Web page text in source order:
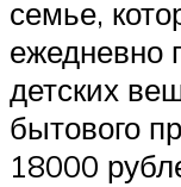
семье,
ежедневно
детских
бытового
18000